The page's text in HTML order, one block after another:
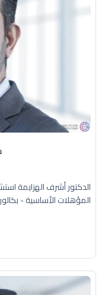
الدكتور أشرف الهزايمة
المؤهلات الأساسية -